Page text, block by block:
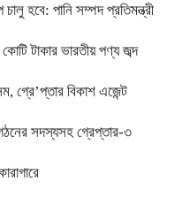
হবে: পানি সম্পদ প্রতিমন্ত্রী
টাকার ভারতীয় পণ্য জব্দ
গ্রে’প্তার বিকাশ এজেন্ট
সদস্যসহ গ্রেপ্তার-৩